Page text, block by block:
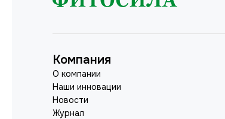
Компания
О компании
Наши инновации
Новости
Журнал